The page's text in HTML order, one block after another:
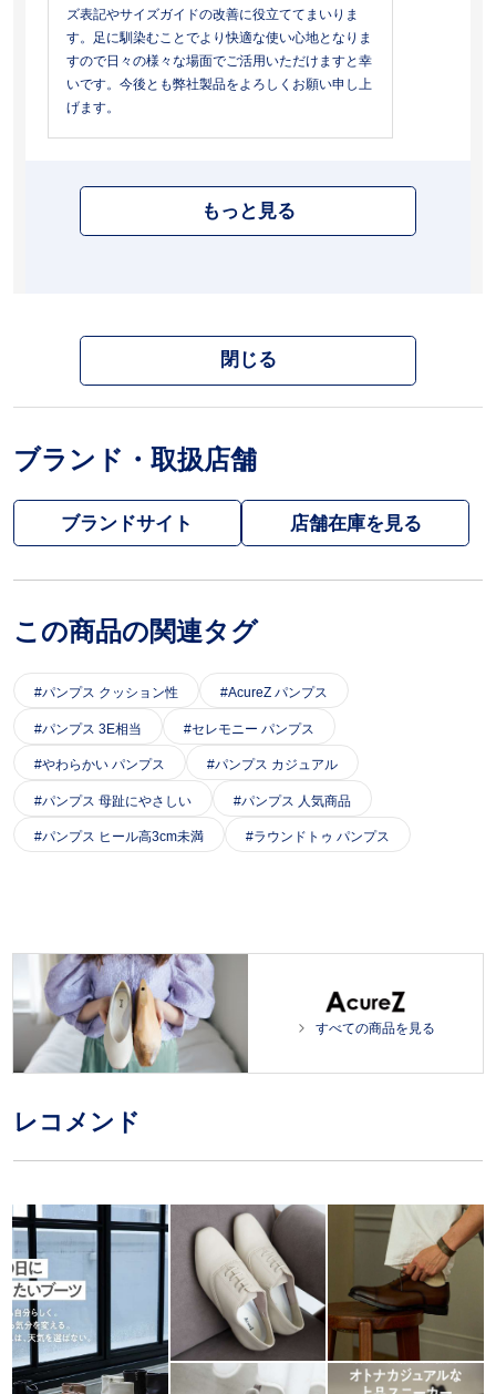
ズ表記やサイズガイドの改善に役立ててまいりま
す。足に馴染むことでより快適な使い心地となりま
すので日々の様々な場面でご活用いただけますと幸
いです。今後とも弊社製品をよろしくお願い申し上
げます。
もっと見る
閉じる
ブランド・取扱店舗
ブランドサイト
この商品の関連タグ
パンプス クッション性 AcureZ パンプス
パンプス 3E相当 セレモニー パンプス
やわらかい パンプス パンプス カジュアル
パンプス 母趾にやさしい パンプス 人気商品
パンプス ヒール高3cm未満 ラウンドトゥ パンプス
すべての商品を見る
レコメンド